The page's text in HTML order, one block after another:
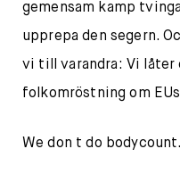
gemensam kamp
upprepa den segern.
vi till varandra: Vi låter
folkomröstning om
We don t do bodycount.